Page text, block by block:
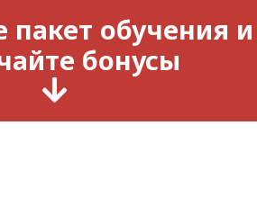
пакет обучения и
бонусы